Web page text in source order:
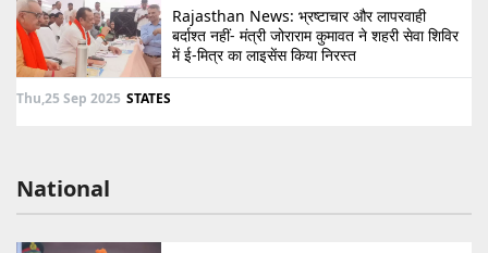
Rajasthan News: भ्रष्टाचार और लापरवाही
बर्दाश्त नहीं- मंत्री जोराराम कुमावत ने शहरी सेवा शिविर
में ई-मित्र का लाइसेंस किया निरस्त
Thu,25 Sep 2025 STATES
National